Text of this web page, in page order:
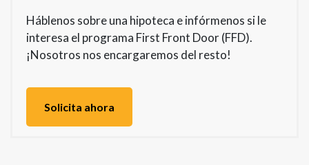
Háblenos sobre una hipoteca e infórmenos si le
interesa el programa First Front Door (FFD).
¡Nosotros nos encargaremos del resto!
Solicita ahora